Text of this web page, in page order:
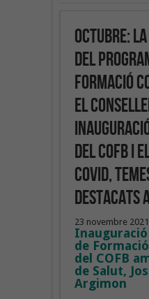
Octubre:
del
Formació
el
del COFB
COVID,
destacats
23 novembre 2021
de
del COFB
de Salut,
Argimon